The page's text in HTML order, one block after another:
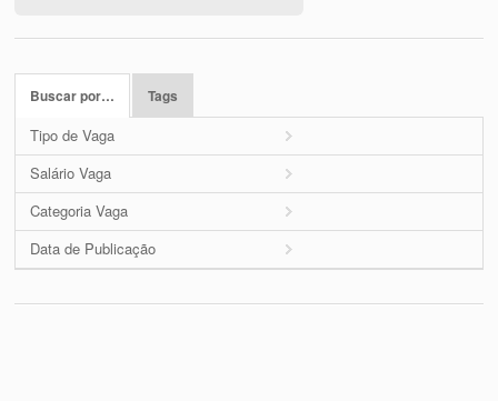
Buscar por… Tags
Tipo de Vaga
Salário Vaga
Categoria Vaga
Data de Publicação